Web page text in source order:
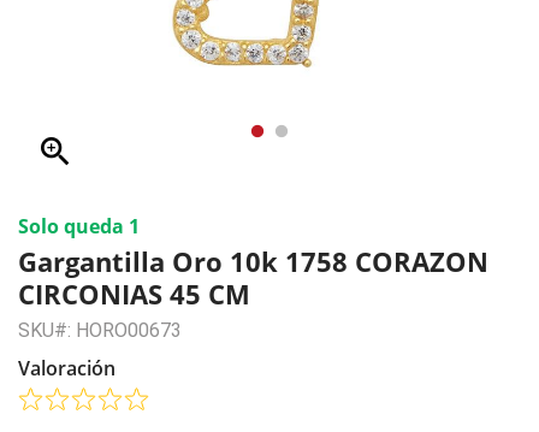
zoom_in
Solo queda 1
Gargantilla Oro 10k 1758 CORAZON
CIRCONIAS 45 CM
SKU#: HORO00673
Valoración